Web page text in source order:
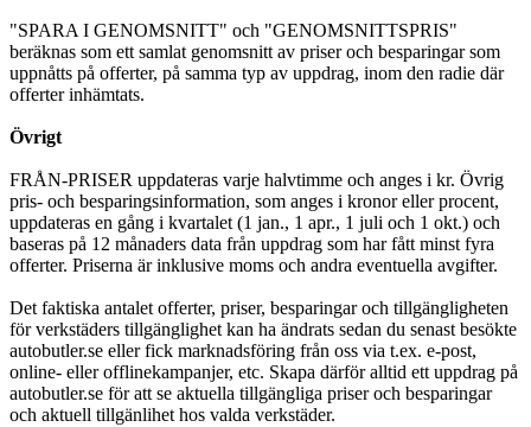
"SPARA I GENOMSNITT" och "GENOMSNITTSPRIS"
beräknas som ett samlat genomsnitt av priser och besparingar som
uppnåtts på offerter, på samma typ av uppdrag, inom den radie där
offerter inhämtats.
Övrigt
FRÅN-PRISER uppdateras varje halvtimme och anges i kr. Övrig
pris- och besparingsinformation, som anges i kronor eller procent,
uppdateras en gång i kvartalet (1 jan., 1 apr., 1 juli och 1 okt.) och
baseras på 12 månaders data från uppdrag som har fått minst fyra
offerter. Priserna är inklusive moms och andra eventuella avgifter.
Det faktiska antalet offerter, priser, besparingar och tillgängligheten
för verkstäders tillgänglighet kan ha ändrats sedan du senast besökte
autobutler.se eller fick marknadsföring från oss via t.ex. e-post,
online- eller offlinekampanjer, etc. Skapa därför alltid ett uppdrag på
autobutler.se för att se aktuella tillgängliga priser och besparingar
och aktuell tillgänlihet hos valda verkstäder.